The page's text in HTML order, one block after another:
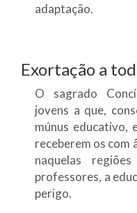
adaptação.
Exortação a
O sagrado
jovens a que,
múnus educativo,
receberem os com
naquelas
professores, a
perigo.